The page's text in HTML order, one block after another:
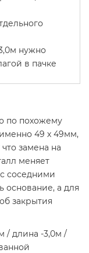
нужно
в пачке
по похожему
49 х 49мм,
замена на
меняет
соседними
основание, а для
закрытия
/ длина -3,0м /